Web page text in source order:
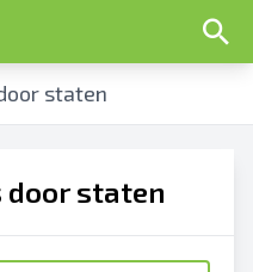
staten
door staten